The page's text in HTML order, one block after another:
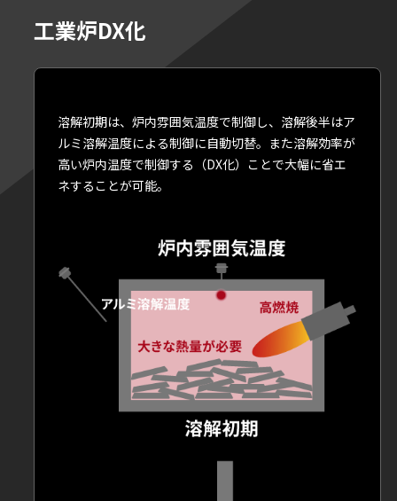
工業炉DX化
溶解初期は、炉内雰囲気温度で制御し、溶解後半はア
ルミ溶解温度による制御に自動切替。また溶解効率が
高い炉内温度で制御する（DX化）ことで大幅に省エ
ネすることが可能。